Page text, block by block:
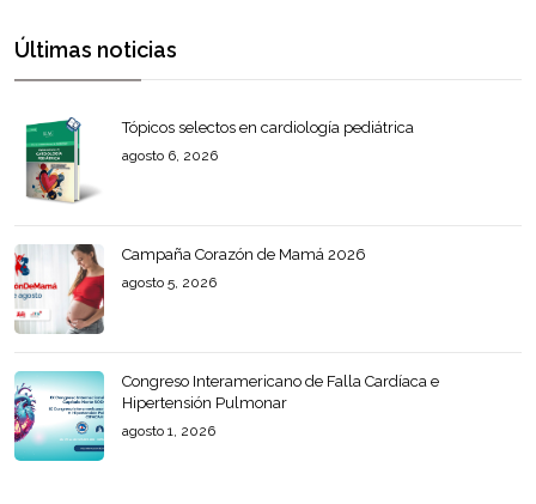
Últimas noticias
Tópicos selectos en cardiología pediátrica
agosto 6, 2026
Campaña Corazón de Mamá 2026
agosto 5, 2026
Congreso Interamericano de Falla Cardíaca e
Hipertensión Pulmonar
agosto 1, 2026